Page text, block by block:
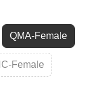
QMA-Female
Female